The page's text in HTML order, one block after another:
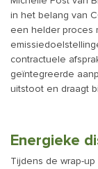
in het belang van
een helder proces
contractuele
geïntegreerde
uitstoot en draagt
Energieke
Tijdens de wrap-